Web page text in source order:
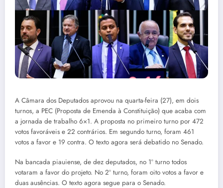
A Câmara dos Deputados aprovou na quarta-feira (27), em dois
turnos, a PEC (Proposta de Emenda à Constituição) que acaba com
a jornada de trabalho 6×1. A proposta no primeiro turno por 472
votos favoráveis e 22 contrários. Em segundo turno, foram 461
votos a favor e 19 contra. O texto agora será debatido no Senado.
Na bancada piauiense, de dez deputados, no 1º turno todos
votaram a favor do projeto. No 2º turno, foram oito votos a favor e
duas ausências. O texto agora segue para o Senado.